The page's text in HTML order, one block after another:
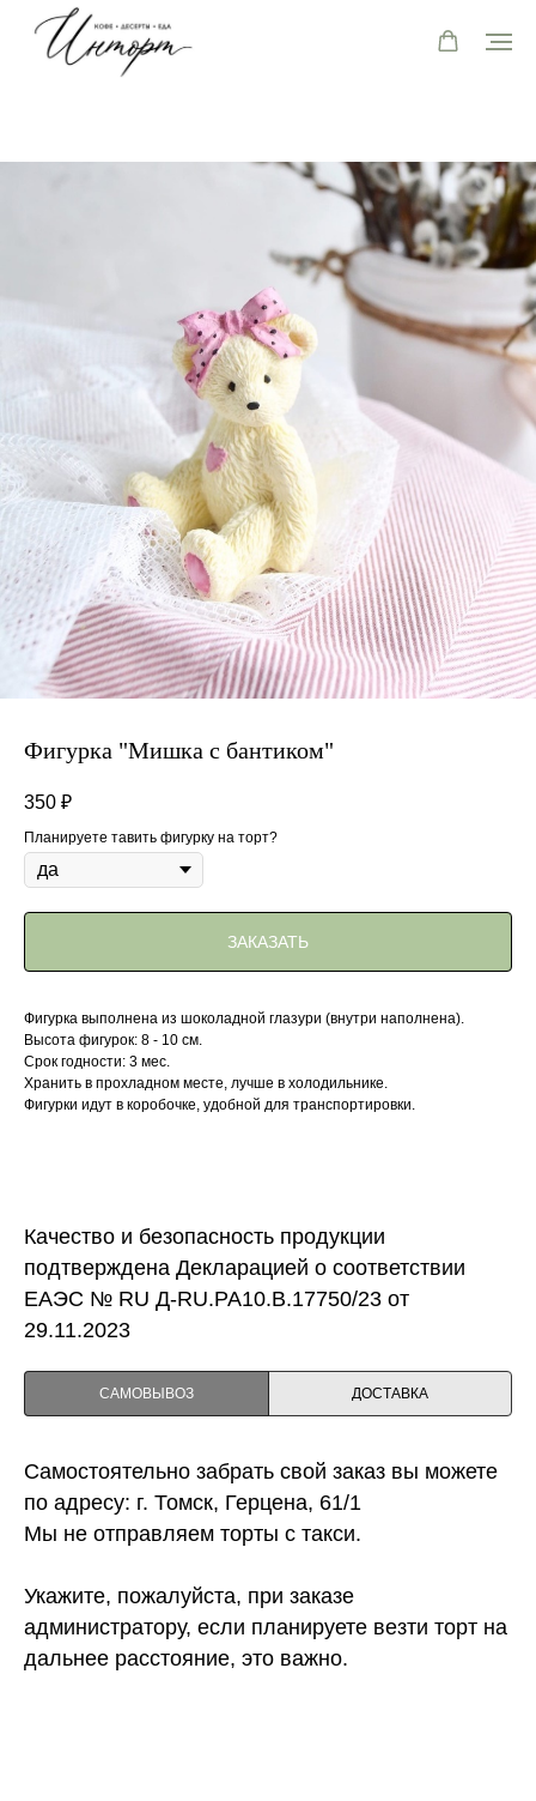
Фигурка "Мишка с бантиком"
350 ₽
Планируете тавить фигурку на торт?
ЗАКАЗАТЬ
Фигурка выполнена из шоколадной глазури (внутри наполнена).
Высота фигурок: 8 - 10 см.
Срок годности: 3 мес.
Хранить в прохладном месте, лучше в холодильнике.
Фигурки идут в коробочке, удобной для транспортировки.
Качество и безопасность продукции
подтверждена Декларацией о соответствии
ЕАЭС № RU Д-RU.PA10.B.17750/23 от
29.11.2023
САМОВЫВОЗ ДОСТАВКА
Самостоятельно забрать свой заказ вы можете
по адресу: г. Томск, Герцена, 61/1
Мы не отправляем торты с такси.
Укажите, пожалуйста, при заказе
администратору, если планируете везти торт на
дальнее расстояние, это важно.